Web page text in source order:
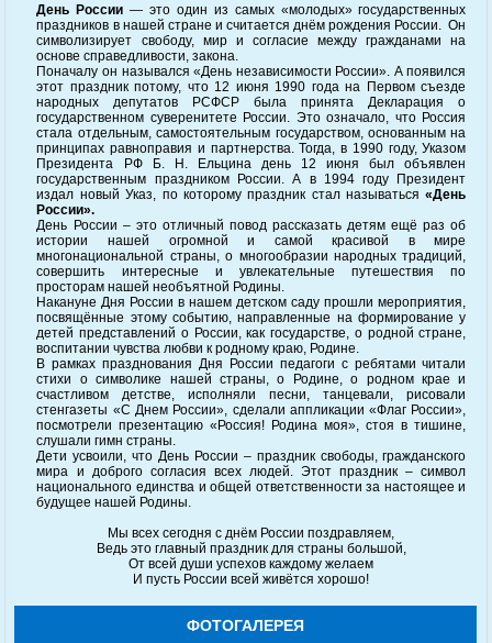
День России — это один из самых «молодых» государственных
праздников в нашей стране и считается днём рождения России. Он
символизирует свободу, мир и согласие между гражданами на
основе справедливости, закона.
Поначалу он назывался «День независимости России». А появился
этот праздник потому, что 12 июня 1990 года на Первом съезде
народных депутатов РСФСР была принята Декларация о
государственном суверенитете России. Это означало, что Россия
стала отдельным, самостоятельным государством, основанным на
принципах равноправия и партнерства. Тогда, в 1990 году, Указом
Президента РФ Б. Н. Ельцина день 12 июня был объявлен
государственным праздником России. А в 1994 году Президент
издал новый Указ, по которому праздник стал называться«День
России».
День России – это отличный повод рассказать детям ещё раз об
истории нашей огромной и самой красивой в мире
многонациональной страны, о многообразии народных традиций,
совершить интересные и увлекательные путешествия по
просторам нашей необъятной Родины.
Накануне Дня России в нашем детском саду прошли мероприятия,
посвящённые этому событию, направленные на формирование у
детей представлений о России, как государстве, о родной стране,
воспитании чувства любви к родному краю, Родине.
В рамках празднования Дня России педагоги с ребятами читали
стихи о символике нашей страны, о Родине, о родном крае и
счастливом детстве, исполняли песни, танцевали, рисовали
стенгазеты «С Днем России», сделали аппликации «Флаг России»,
посмотрели презентацию «Россия! Родина моя», стоя в тишине,
слушали гимн страны.
Дети усвоили, что День России – праздник свободы, гражданского
мира и доброго согласия всех людей. Этот праздник – символ
национального единства и общей ответственности за настоящее и
будущее нашей Родины.
Мы всех сегодня с днём России поздравляем,
Ведь это главный праздник для страны большой,
От всей души успехов каждому желаем
И пусть России всей живётся хорошо!
ФОТОГАЛЕРЕЯ